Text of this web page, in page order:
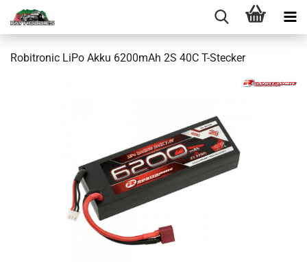
Robitronic LiPo Akku 6200mAh 2S 40C T-Stecker